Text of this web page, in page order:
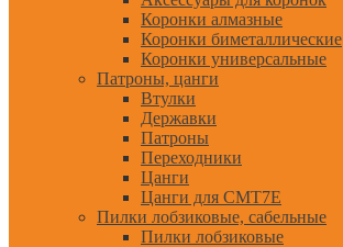
Коронки алмазные
Коронки биметаллические
Коронки универсальные
Патроны, цанги
Втулки
Державки
Патроны
Переходники
Цанги
Цанги для CMT7E
Пилки лобзиковые, сабельные
Пилки лобзиковые